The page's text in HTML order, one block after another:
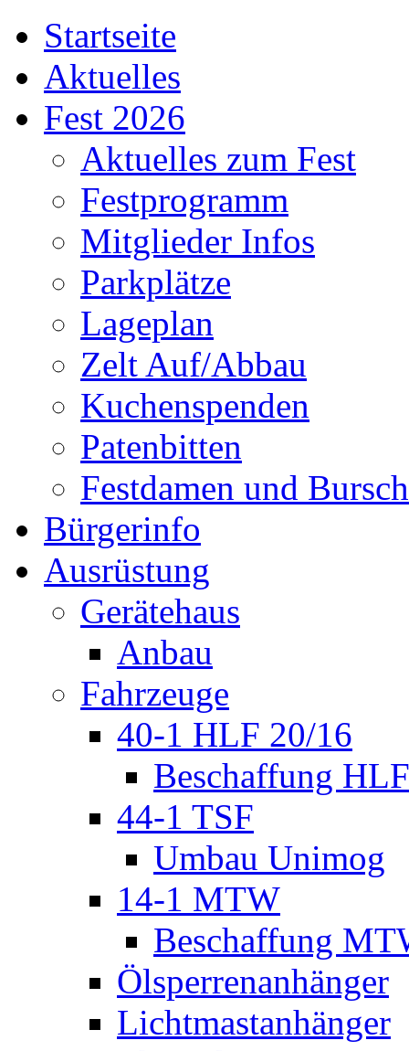
Startseite
Aktuelles
Fest 2026
Aktuelles zum Fest
Festprogramm
Mitglieder Infos
Parkplätze
Lageplan
Zelt Auf/Abbau
Kuchenspenden
Patenbitten
Festdamen und
Bürgerinfo
Ausrüstung
Gerätehaus
Anbau
Fahrzeuge
40-1 HLF 20/16
Beschaffung HLF
44-1 TSF
Umbau Unimog
14-1 MTW
Beschaffung
Ölsperrenanhänger
Lichtmastanhänger